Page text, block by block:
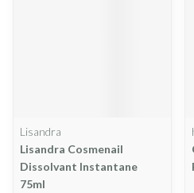
Lisandra
Lisandra Cosmenail
Dissolvant Instantane
75ml